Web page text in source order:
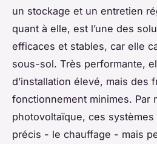
un stockage et un entretien
quant à elle, est l’une des
efficaces et stables, car elle
sous-sol. Très performante,
d’installation élevé, mais des
fonctionnement minimes. Par
photovoltaïque, ces
précis - le chauffage - mais